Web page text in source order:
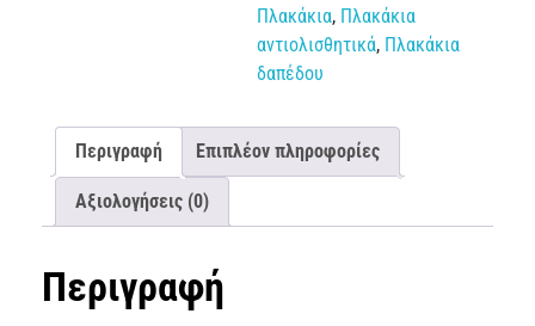
Πλακάκια, Πλακάκια
αντιολισθητικά, Πλακάκια
δαπέδου
Περιγραφή Επιπλέον πληροφορίες
Αξιολογήσεις (0)
Περιγραφή